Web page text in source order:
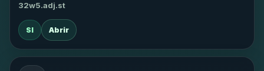
32w5.adj.st
SI Abrir